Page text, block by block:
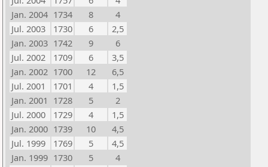
Jan. 2004 1734 8
4
Jul. 2003
1730 6
2,5
Jan. 2003 1742 9
6
Jul. 2002
1709 6
3,5
Jan. 2002 1700 12
6,5
Jul. 2001
1701 4
1,5
Jan. 2001 1728 5
2
Jul. 2000
1729 4
1,5
Jan. 2000 1739 10
4,5
Jul. 1999
1769 5
4,5
Jan. 1999 1730 5
4